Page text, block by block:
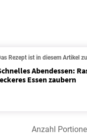
Rezept ist in diesem Artikel
Abendessen:
Essen zaubern
Anzahl